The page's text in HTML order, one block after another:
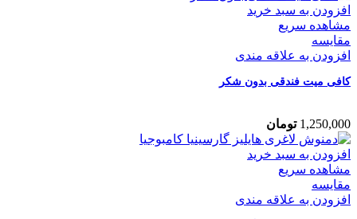
افزودن به سبد خرید
مشاهده سریع
مقایسه
افزودن به علاقه مندی
کافی‌ میت فندقی بدون شکر
1,250,000 تومان
افزودن به سبد خرید
مشاهده سریع
مقایسه
افزودن به علاقه مندی